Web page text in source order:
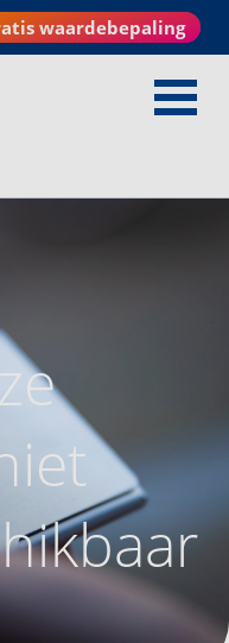
waardebepaling